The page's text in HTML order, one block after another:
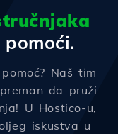
Naš tim
da pruži
U Hostico-u,
iskustva u